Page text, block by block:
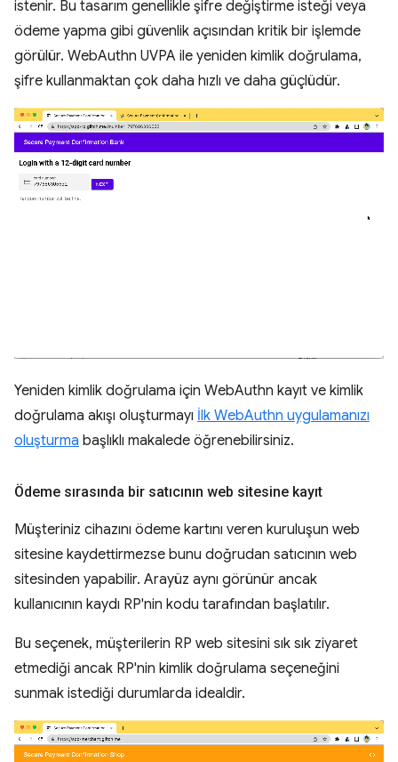
istenir. Bu tasarım genellikle şifre değiştirme isteği veya
ödeme yapma gibi güvenlik açısından kritik bir işlemde
görülür. WebAuthn UVPA ile yeniden kimlik doğrulama,
şifre kullanmaktan çok daha hızlı ve daha güçlüdür.
Yeniden kimlik doğrulama için WebAuthn kayıt ve kimlik
doğrulama akışı oluşturmayı İlk WebAuthn uygulamanızı
oluşturma başlıklı makalede öğrenebilirsiniz.
Ödeme sırasında bir satıcının web sitesine kayıt
Müşteriniz cihazını ödeme kartını veren kuruluşun web
sitesine kaydettirmezse bunu doğrudan satıcının web
sitesinden yapabilir. Arayüz aynı görünür ancak
kullanıcının kaydı RP'nin kodu tarafından başlatılır.
Bu seçenek, müşterilerin RP web sitesini sık sık ziyaret
etmediği ancak RP'nin kimlik doğrulama seçeneğini
sunmak istediği durumlarda idealdir.